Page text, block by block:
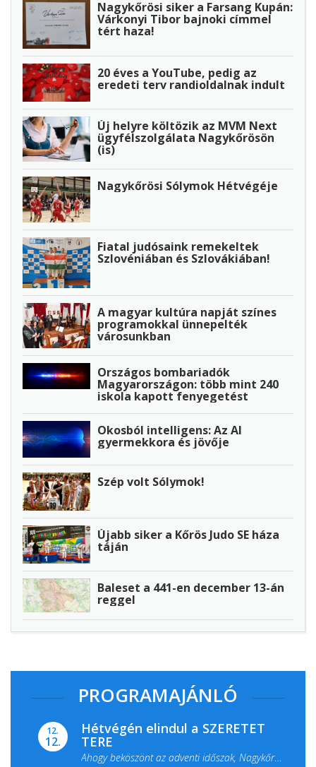
Nagykőrösi siker a Farsang Kupán:
Várkonyi Tibor bajnoki címmel
tért haza!
20 éves a YouTube, pedig az
eredeti terv randioldalnak indult
Új helyre költözik az MVM Next
ügyfélszolgálata Nagykőrösön
(is)
Nagykőrösi Sólymok Hétvégéje
Fiatal judósaink remekeltek
Szlovéniában és Szlovákiában!
A magyar kultúra napját színes
programokkal ünnepelték
városunkban
Országos bombariadók
Magyarországon: több mint 240
iskola kapott fenyegetést
Okosból intelligens: Az AI
gyermekkora és jövője
Szép volt Sólymok!
Újabb siker a Kőrös Judo SE háza
táján
Baleset a 441-en december 13-án
reggel
PROGRAMAJÁNLÓ
12.
12.
Hétvégén elindul a SZERETET
TERE
Ahogy beköszönt az adventi időszak, Nagykőrös